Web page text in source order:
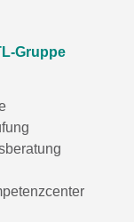
Gruppe